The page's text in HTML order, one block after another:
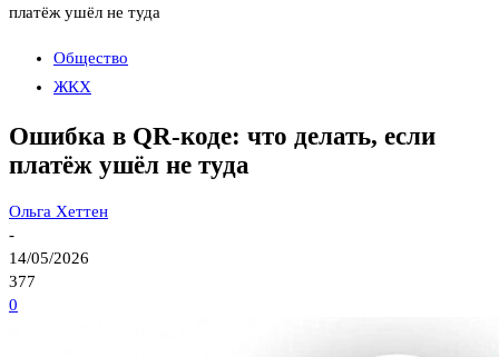
платёж ушёл не туда
Общество
ЖКХ
Ошибка в QR-коде: что делать, если
платёж ушёл не туда
Ольга Хеттен
-
14/05/2026
377
0